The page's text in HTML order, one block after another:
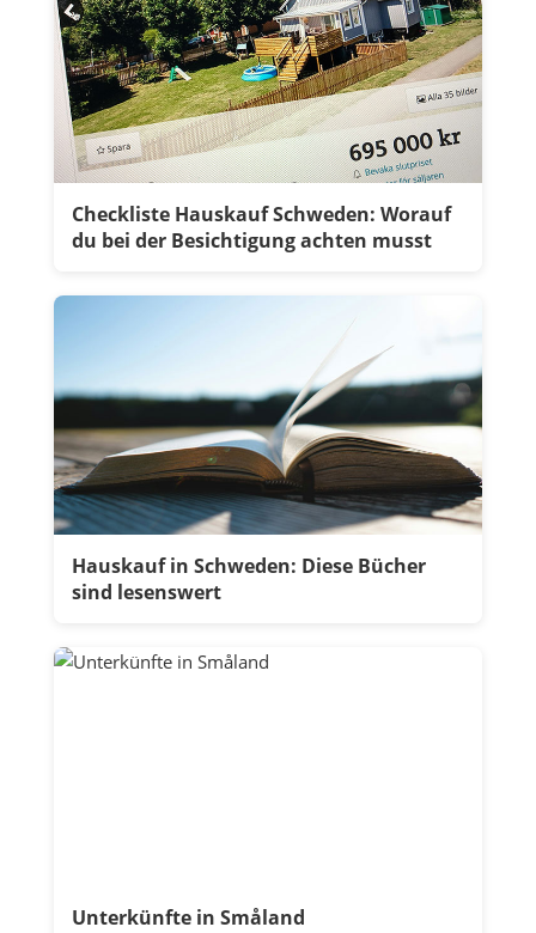
Checkliste Hauskauf Schweden: Worauf
du bei der Besichtigung achten musst
Hauskauf in Schweden: Diese Bücher
sind lesenswert
Unterkünfte in Småland